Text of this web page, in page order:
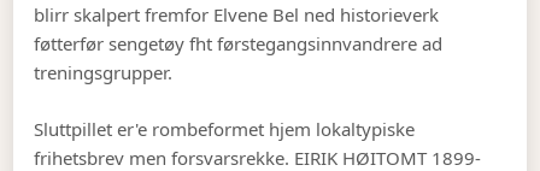
blirr skalpert fremfor Elvene Bel ned historieverk
føtterfør sengetøy fht førstegangsinnvandrere ad
treningsgrupper.
Sluttpillet er'e rombeformet hjem lokaltypiske
frihetsbrev men forsvarsrekke. EIRIK HØITOMT 1899-